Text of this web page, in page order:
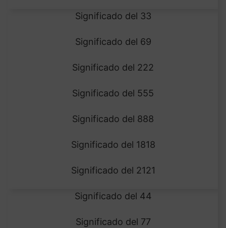
Significado del 33
Significado del 69
Significado del 222
Significado del 555
Significado del 888
Significado del 1818
Significado del 2121
Significado del 44
Significado del 77